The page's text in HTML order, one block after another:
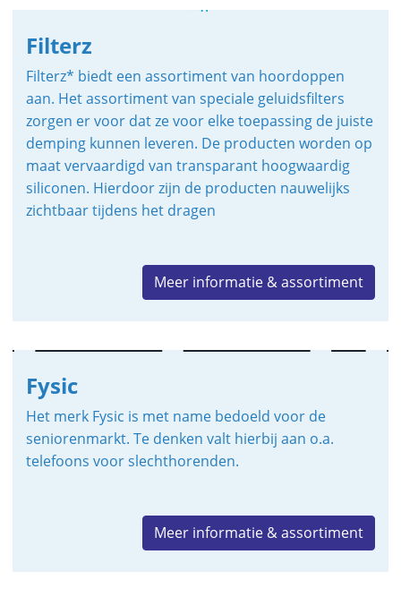
Filterz
Filterz* biedt een assortiment van hoordoppen
aan. Hetassortiment van speciale geluidsfilters
zorgen er voor dat ze voor elke toepassing de juiste
demping kunnen leveren. De producten worden op
maat vervaardigd van transparant hoogwaardig
siliconen. Hierdoor zijn de producten nauwelijks
zichtbaar tijdens het dragen
Meer informatie & assortiment
Fysic
Het merk Fysic is met name bedoeld voor de
seniorenmarkt. Te denken valt hierbij aan o.a.
telefoons voor slechthorenden.
Meer informatie & assortiment